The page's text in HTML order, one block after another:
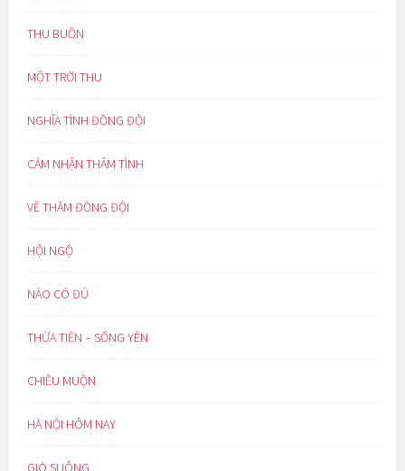
THU BUỒN
MỘT TRỜI THU
NGHĨA TÌNH ĐỒNG ĐỘI
CẢM NHẬN THÂM TÌNH
VỀ THĂM ĐỒNG ĐỘI
HỘI NGỘ
NÀO CÓ ĐỦ
THỪA TIỀN – SỐNG YÊN
CHIỀU MUỘN
HÀ NỘI HÔM NAY
GIÓ SUÔNG